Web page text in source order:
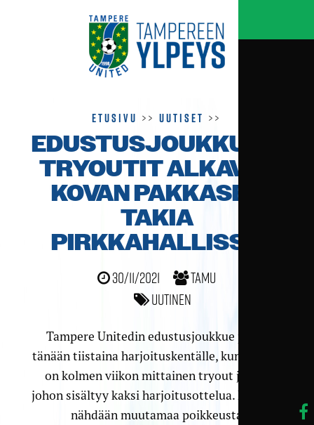
Etusivu >>Uutiset >>
EDUSTUSJOUKKUEEN
TRYOUTIT ALKAVAT
KOVAN PAKKASEN
TAKIA
PIRKKAHALLISSA
30/11/2021
TamU
Uutinen
Tampere Unitedin edustusjoukkue palaa
tänään tiistaina harjoituskentälle, kun edessä
on kolmen viikon mittainen tryout jakso,
johon sisältyy kaksi harjoitusottelua. Kentällä
nähdään muutamaa poikkeusta